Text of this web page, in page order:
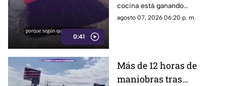
0:41
cocina está ganando
popularidad entre quienes
agosto 07, 2026 06:20 p. m.
Más de 12 horas de
maniobras tras